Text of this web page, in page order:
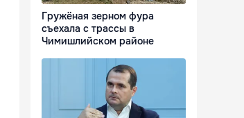
Гружёная зерном фура
съехала с трассы в
Чимишлийском районе